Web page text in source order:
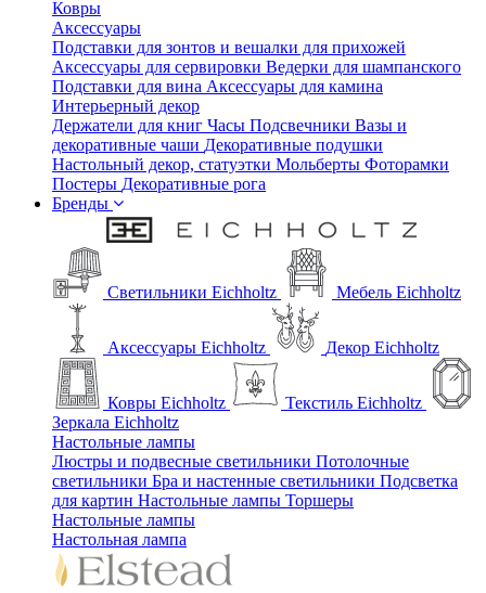
Ковры
Аксессуары
Подставки для зонтов и вешалки для прихожей
Аксессуары для сервировки Ведерки для шампанского
Подставки для вина Аксессуары для камина
Интерьерный декор
Держатели для книг Часы Подсвечники Вазы и
декоративные чаши Декоративные подушки
Настольный декор, статуэтки Мольберты Фоторамки
Постеры Декоративные рога
Бренды
Светильники Eichholtz Мебель Eichholtz
Аксессуары Eichholtz Декор Eichholtz
Ковры Eichholtz
Текстиль Eichholtz
Зеркала Eichholtz
Настольные лампы
Люстры и подвесные светильники Потолочные
светильники Бра и настенные светильники Подсветка
для картин Настольные лампы Торшеры
Настольные лампы
Настольная лампа